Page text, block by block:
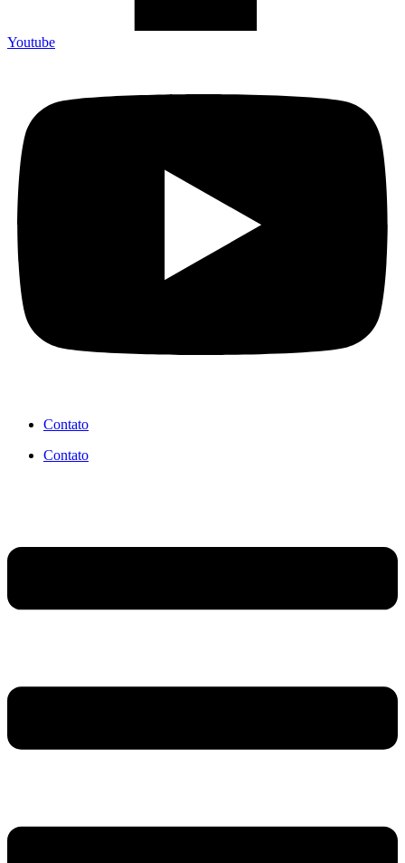
Youtube
Contato
Contato